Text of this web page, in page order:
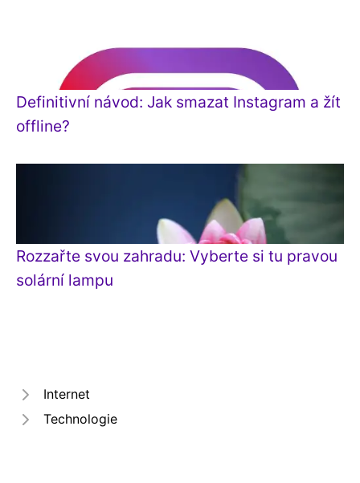
Definitivní návod: Jak smazat Instagram a žít
offline?
Rozzařte svou zahradu: Vyberte si tu pravou
solární lampu
Internet
Technologie